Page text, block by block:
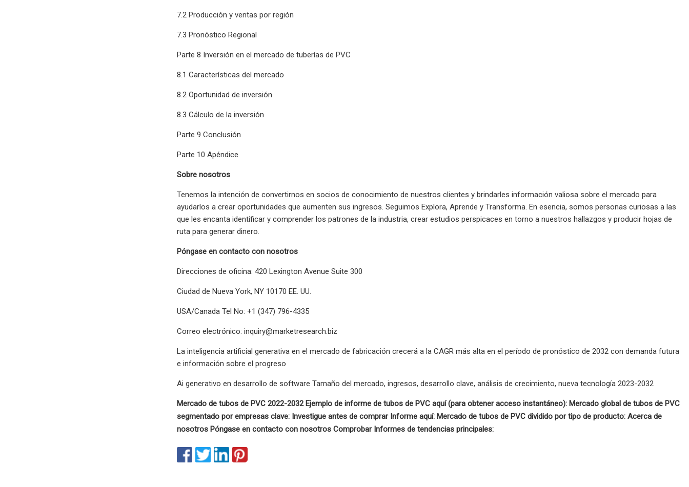
7.2 Producción y ventas por región
7.3 Pronóstico Regional
Parte 8 Inversión en el mercado de tuberías de PVC
8.1 Características del mercado
8.2 Oportunidad de inversión
8.3 Cálculo de la inversión
Parte 9 Conclusión
Parte 10 Apéndice
Sobre nosotros
Tenemos la intención de convertirnos en socios de conocimiento de nuestros clientes y brindarles información valiosa sobre el mercado para
ayudarlos a crear oportunidades que aumenten sus ingresos. Seguimos Explora, Aprende y Transforma. En esencia, somos personas curiosas a las
que les encanta identificar y comprender los patrones de la industria, crear estudios perspicaces en torno a nuestros hallazgos y producir hojas de
ruta para generar dinero.
Póngase en contacto con nosotros
Direcciones de oficina: 420 Lexington Avenue Suite 300
Ciudad de Nueva York, NY 10170 EE. UU.
USA/Canada Tel No: +1 (347) 796-4335
Correo electrónico: inquiry@marketresearch.biz
La inteligencia artificial generativa en el mercado de fabricación crecerá a la CAGR más alta en el período de pronóstico de 2032 con demanda futura
e información sobre el progreso
Ai generativo en desarrollo de software Tamaño del mercado, ingresos, desarrollo clave, análisis de crecimiento, nueva tecnología 2023-2032
Mercado de tubos de PVC 2022-2032 Ejemplo de informe de tubos de PVC aquí (para obtener acceso instantáneo): Mercado global de tubos de PVC
segmentado por empresas clave: Investigue antes de comprar Informe aquí: Mercado de tubos de PVC dividido por tipo de producto: Acerca de
nosotros Póngase en contacto con nosotros Comprobar Informes de tendencias principales: